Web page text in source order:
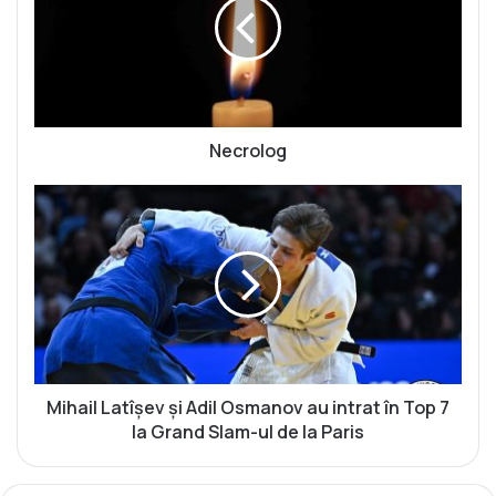
Necrolog
M
i
h
a
i
l
L
a
t
Mihail Latîșev și Adil Osmanov au intrat în Top 7
la Grand Slam-ul de la Paris